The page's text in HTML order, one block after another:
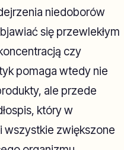
niedoborów
się przewlekłym
czy
pomaga wtedy nie
ale przede
który w
wszystkie zwiększone